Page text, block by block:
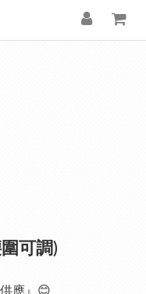
可調)
應』😊